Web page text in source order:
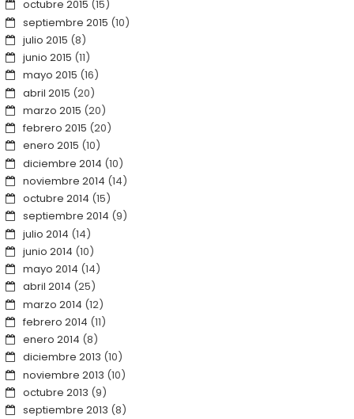
octubre 2015 (15)
septiembre 2015 (10)
julio 2015 (8)
junio 2015 (11)
mayo 2015 (16)
abril 2015 (20)
marzo 2015 (20)
febrero 2015 (20)
enero 2015 (10)
diciembre 2014 (10)
noviembre 2014 (14)
octubre 2014 (15)
septiembre 2014 (9)
julio 2014 (14)
junio 2014 (10)
mayo 2014 (14)
abril 2014 (25)
marzo 2014 (12)
febrero 2014 (11)
enero 2014 (8)
diciembre 2013 (10)
noviembre 2013 (10)
octubre 2013 (9)
septiembre 2013 (8)